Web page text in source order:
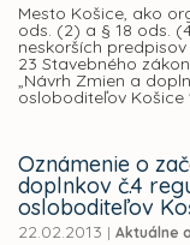
Mesto Košice, ako
ods. (2) a § 18 ods.
neskorších
23 Stavebného
„Návrh Zmien a
osloboditeľov Košice
Oznámenie o
doplnkov č.4
osloboditeľov
22.02.2013 | Aktuálne